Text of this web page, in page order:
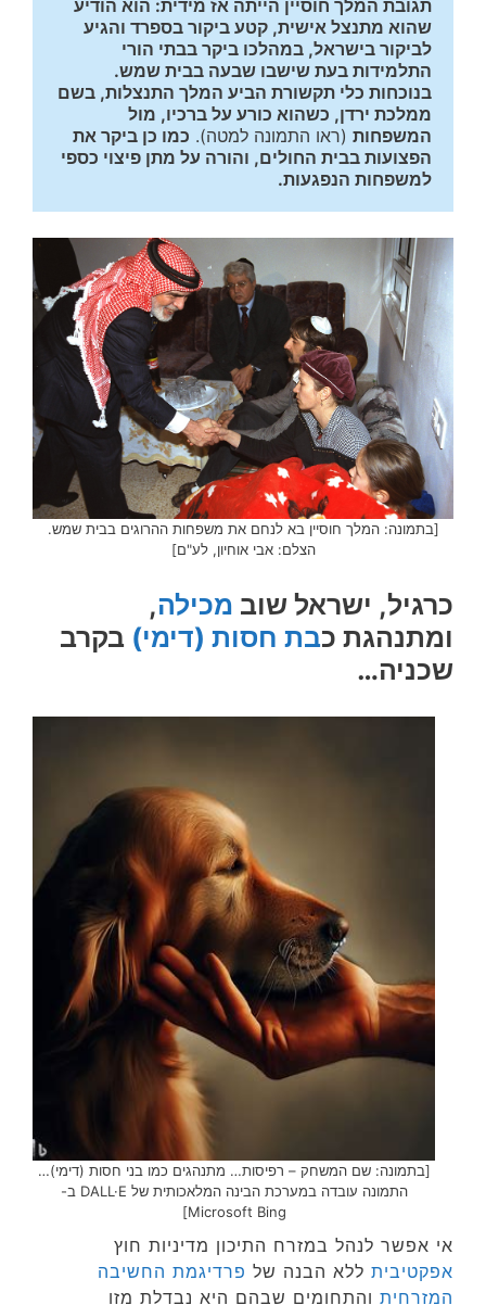
המשפחות (ראו התמונה למטה).‏
למשפחות הנפגעות.
[בתמונה: המלך חוסיין בא לנחם את משפחות ההרוגים בבית שמש.
הצלם: אבי אוחיון, לע"ם]
כרגיל, ישראל שוב מכילה,
ומתנהגת כבת חסות (דימי) בקרב
שכניה…
[בתמונה: שם המשחק – רפיסות… מתנהגים כמו בני חסות (דימי)…
התמונה עובדה במערכת הבינה המלאכותית של DALL·E ב-
Microsoft Bing]
אי אפשר לנהל במזרח התיכון מדיניות חוץ
אפקטיבית ללא הבנה של פרדיגמת החשיבה
המזרחית והתחומים שבהם היא נבדלת מזו